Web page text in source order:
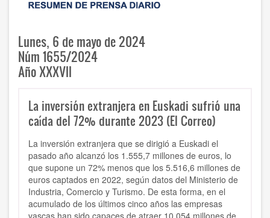
Lunes, 6 de mayo de 2024
Núm 1655/2024
Año XXXVII
La inversión extranjera en Euskadi sufrió una
caída del 72% durante 2023 (El Correo)
La inversión extranjera que se dirigió a Euskadi el
pasado año alcanzó los 1.555,7 millones de euros, lo
que supone un 72% menos que los 5.516,6 millones de
euros captados en 2022, según datos del Ministerio de
Industria, Comercio y Turismo. De esta forma, en el
acumulado de los últimos cinco años las empresas